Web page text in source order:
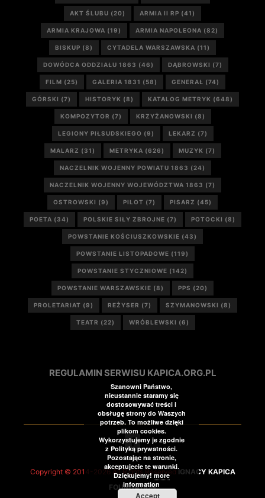
AKT ŚLUBU (20) ARMIA II RP (41)
ARMIA KRAJOWA (19) ARMIA NAPOLEONA (82)
BISKUP (8) CYTADELA WARSZAWSKA (11)
DOWÓDCA ODDZIAŁU 1863 (46) DĄBROWSKI (7)
FILM (25) GALERIA 1831 (58) GENERAŁ (74)
GÓRSKI (7) HISTORYK (8) KATALOG METRYK (648)
KOMPOZYTOR (7) KRZYŻANOWSKI (8)
LEGIONY PIŁSUDSKIEGO (9) LEKARZ (7)
MALARZ (31) METRYKA (626) MUZYK (7)
NACZELNIK WOJENNY POWIATU 1863 (24)
NACZELNIK WOJENNY WOJEWÓDZTWA 1863 (7)
OSTROWSKI (9) PILOT (7) PISARZ (45)
POETA (34) POLSKIE SIŁY ZBROJNE (7) POTOCKI (8)
POWSTANIE KOŚCIUSZKOWSKIE (43)
POWSTANIE LISTOPADOWE (119)
POWSTANIE STYCZNIOWE (142)
POWSTANIE WARSZAWSKIE (8) PPS (20)
PROLETARIAT (9) REŻYSER (7) SZYMANOWSKI (8)
TEATR (22) WRÓBLEWSKI (6)
REGULAMIN SERWISU KAPICA.ORG.PL
Copyright © 2014-2026 All Rights ReservedIGNACY KAPICA
FOUNDATION
Szanowni Państwo,
nieustannie staramy się
dostosowywać treści i
obsługę strony do Waszych
potrzeb. To możliwe dzięki
plikom cookies.
Wykorzystujemy je zgodnie
z Polityką prywatności.
Pozostając na stronie,
akceptujecie te warunki.
Dziękujemy!more
information
Accept